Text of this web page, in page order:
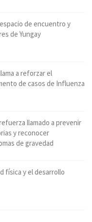
de encuentro y
de Yungay
a reforzar el
de casos de Influenza
llamado a prevenir
y reconocer
de gravedad
física y el desarrollo